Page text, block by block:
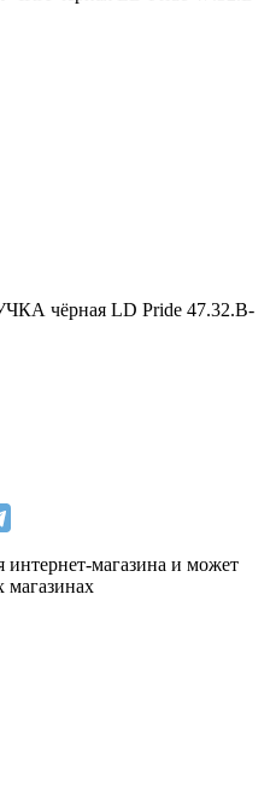
чёрная LD Pride 47.32.В-
интернет-магазина и может
магазинах